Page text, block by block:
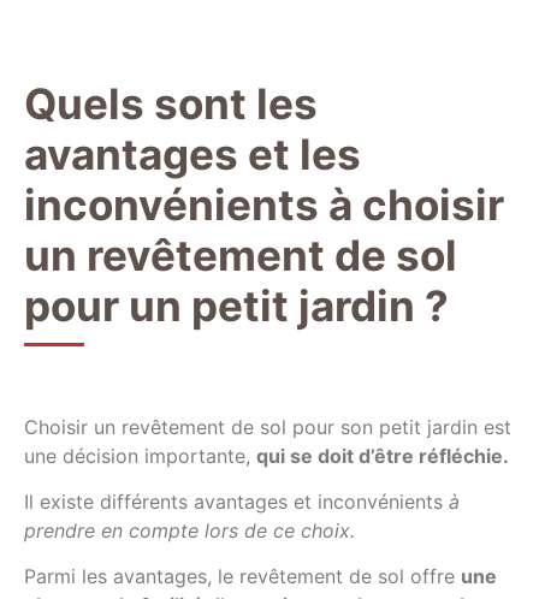
Quels sont les
avantages et les
inconvénients à choisir
un revêtement de sol
pour un petit jardin ?
Choisir un revêtement de sol pour son petit jardin est
une décision importante, qui se doit d’être réfléchie.
Il existe différents avantages et inconvénients à
prendre en compte lors de ce choix.
Parmi les avantages, le revêtement de sol offre une